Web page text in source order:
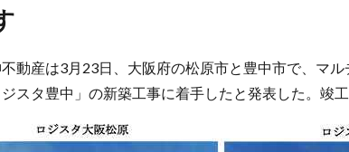
動産は3月23日、大阪府の松原市と豊中市で、マ
スタ豊中」の新築工事に着手したと発表した。竣